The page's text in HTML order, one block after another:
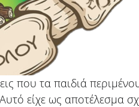
που τα παιδιά
είχε ως αποτέλεσμα